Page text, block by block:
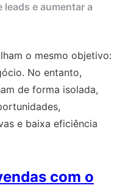
e aumentar a
o mesmo objetivo:
No entanto,
de forma isolada,
e baixa eficiência
com o